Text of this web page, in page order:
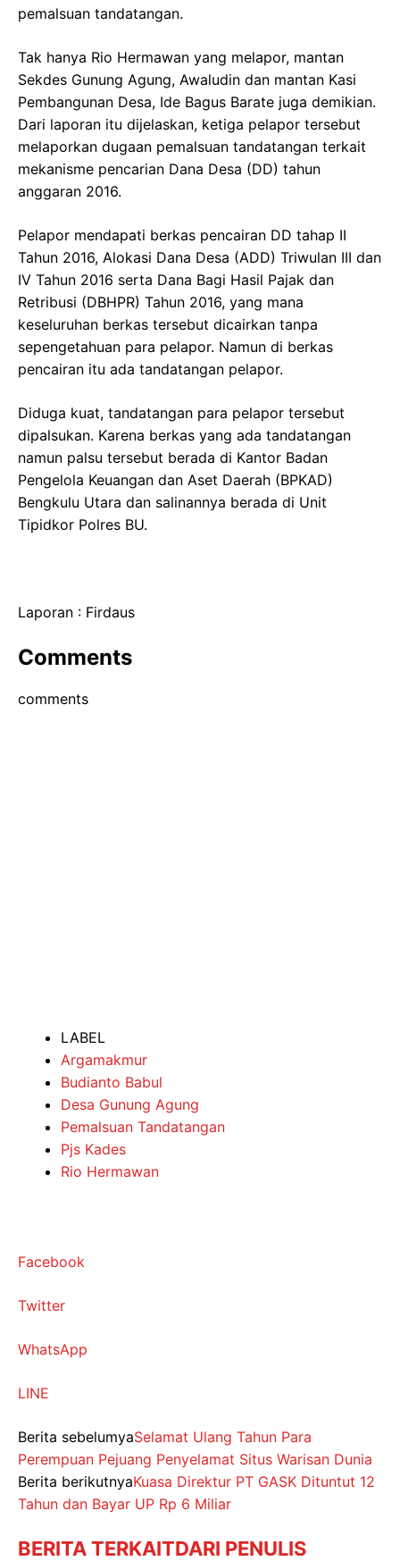
pemalsuan tandatangan.
Tak hanya Rio Hermawan yang melapor, mantan
Sekdes Gunung Agung, Awaludin dan mantan Kasi
Pembangunan Desa, Ide Bagus Barate juga demikian.
Dari laporan itu dijelaskan, ketiga pelapor tersebut
melaporkan dugaan pemalsuan tandatangan terkait
mekanisme pencarian Dana Desa (DD) tahun
anggaran 2016.
Pelapor mendapati berkas pencairan DD tahap II
Tahun 2016, Alokasi Dana Desa (ADD) Triwulan III dan
IV Tahun 2016 serta Dana Bagi Hasil Pajak dan
Retribusi (DBHPR) Tahun 2016, yang mana
keseluruhan berkas tersebut dicairkan tanpa
sepengetahuan para pelapor. Namun di berkas
pencairan itu ada tandatangan pelapor.
Diduga kuat, tandatangan para pelapor tersebut
dipalsukan. Karena berkas yang ada tandatangan
namun palsu tersebut berada di Kantor Badan
Pengelola Keuangan dan Aset Daerah (BPKAD)
Bengkulu Utara dan salinannya berada di Unit
Tipidkor Polres BU.
Laporan : Firdaus
Comments
comments
LABEL
Argamakmur
Budianto Babul
Desa Gunung Agung
Pemalsuan Tandatangan
Pjs Kades
Rio Hermawan
Facebook
Twitter
WhatsApp
LINE
Berita sebelumyaSelamat Ulang Tahun Para
Perempuan Pejuang Penyelamat Situs Warisan Dunia
Berita berikutnyaKuasa Direktur PT GASK Dituntut 12
Tahun dan Bayar UP Rp 6 Miliar
BERITA TERKAITDARI PENULIS